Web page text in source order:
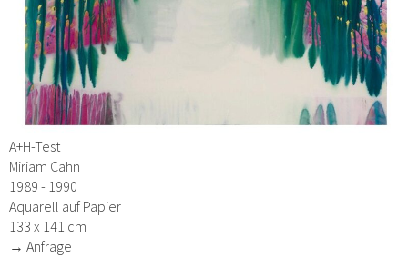
A+H-Test
Miriam Cahn
1989 - 1990
Aquarell auf Papier
133 x 141 cm
→ Anfrage